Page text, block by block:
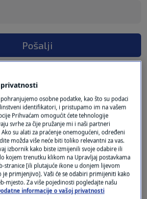
Pošalji
Oglas
pohranjujemo osobne podatke, kao što su podaci
identifikatori, i pristupamo im na vašem
Prihvaćam omogućit ćete tehnologije
svrhe za čije pružanje mi i naši partneri
su alati za praćenje onemogućeni, određeni
možda više neće biti toliko relevantni za vas.
izbornik kako biste izmijenili svoje odabire ili
kojem trenutku klikom na Upravljaj postavkama
stranice [ili plutajuće ikone u donjem lijevom
je primjenjivo]. Vaši će se odabiri primijeniti kako
mjesto. Za više pojedinosti pogledajte našu
informacije o vašoj privatnosti